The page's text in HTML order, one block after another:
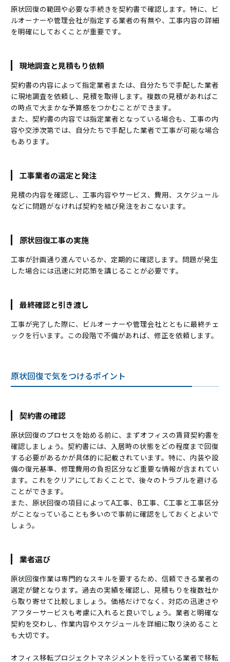
原状回復の範囲や必要な手続きを契約書で確認します。特に、ビ
ルオーナーや管理会社が指定する業者の有無や、工事内容の詳細
を明確にしておくことが重要です。
現地調査と見積もり依頼
契約書の内容によって指定業者または、自分たちで手配した業者
に現地調査を依頼し、見積を取得します。複数の見積があればこ
の時点で大まかな予算感をつかむことができます。
また、契約書の内容では指定業者となっている場合も、工事の内
容や交渉次第では、自分たちで手配した業者で工事が可能な場合
もあります。
工事業者の選定と発注
見積の内容を確認し、工事内容やサービス、費用、スケジュール
などに問題がなければ契約を結び発注をおこないます。
原状回復工事の実施
工事が計画通り進んでいるか、定期的に確認します。問題が発生
した場合には迅速に対応策を講じることが必要です。
最終確認と引き渡し
工事が完了した際に、ビルオーナーや管理会社とともに最終チェ
ックを行います。この段階で不備があれば、修正を依頼します。
原状回復で気をつけるポイント
契約書の確認
原状回復のプロセスを始める前に、まずオフィスの賃貸契約書を
確認しましょう。契約書には、入居時の状態をどの程度まで回復
する必要があるかが具体的に記載されています。特に、内装や設
備の復元基準、修理費用の負担区分など重要な情報が含まれてい
ます。これをクリアにしておくことで、後々のトラブルを避ける
ことができます。
また、原状回復の項目によってA工事、B工事、C工事と工事区分
がことなっていることも多いので事前に確認をしておくとよいで
しょう。
業者選び
原状回復作業は専門的なスキルを要するため、信頼できる業者の
選定が鍵となります。過去の実績を確認し、見積もりを複数社か
ら取り寄せて比較しましょう。価格だけでなく、対応の迅速さや
アフターサービスも考慮に入れると良いでしょう。業者と明確な
契約を交わし、作業内容やスケジュールを詳細に取り決めること
も大切です。
オフィス移転プロジェクトマネジメントを行っている業者で移転